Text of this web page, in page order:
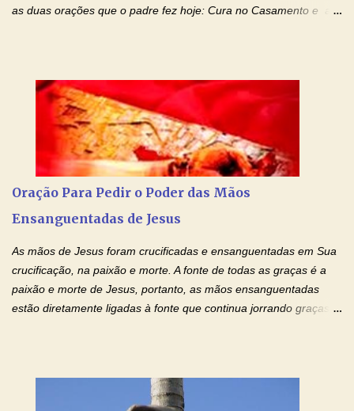
as duas orações que o padre fez hoje: Cura no Casamento e a
com o Momento de Fé. Que Deus abençoe e que todo
relacionamento seja fortalecido e curado no amor Ágape de
Jesus. Adriana-Devoção e Fé Mensagem do Padre Marcelo Rossi
em seu Facebook: Amados, iniciamos uma semana para orar
pelos relacionamentos. Diz a Bíblia sagrada: "O amor é paciente,
de orgulho. Nada faz de inconveniente, não procura o seu próprio
interesse, não se irrita, não guarda rancor. Não se alegra com a
Oração Para Pedir o Poder das Mãos
Ensanguentadas de Jesus
As mãos de Jesus foram crucificadas e ensanguentadas em Sua
crucificação, na paixão e morte. A fonte de todas as graças é a
paixão e morte de Jesus, portanto, as mãos ensanguentadas
estão diretamente ligadas à fonte que continua jorrando graças
ensanguentadas, chagadas e abertas, sobre mim, neste
momento. Sinto-me completamente sem forças para prosseguir,